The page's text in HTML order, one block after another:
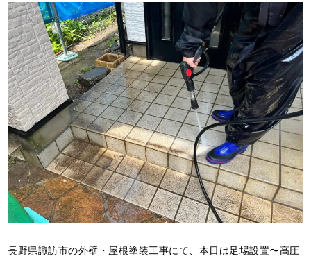
長野県諏訪市の外壁・屋根塗装工事にて、本日は足場設置〜高圧